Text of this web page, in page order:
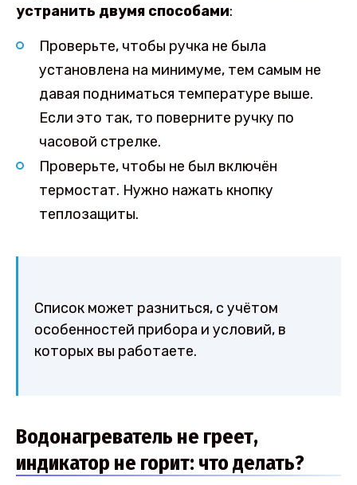
устранить двумя способами:
Проверьте, чтобы ручка не была
установлена на минимуме, тем самым не
давая подниматься температуре выше.
Если это так, то поверните ручку по
часовой стрелке.
Проверьте, чтобы не был включён
термостат. Нужно нажать кнопку
теплозащиты.
Список может разниться, с учётом
особенностей прибора и условий, в
которых вы работаете.
Водонагреватель не греет,
индикатор не горит: что делать?